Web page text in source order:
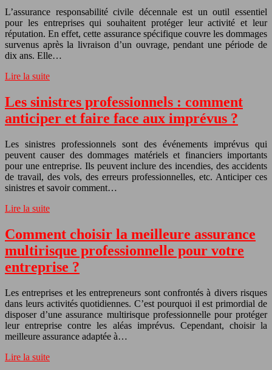
L’assurance responsabilité civile décennale est un outil essentiel
pour les entreprises qui souhaitent protéger leur activité et leur
réputation. En effet, cette assurance spécifique couvre les dommages
survenus après la livraison d’un ouvrage, pendant une période de
dix ans. Elle…
Lire la suite
Les sinistres professionnels : comment
anticiper et faire face aux imprévus ?
Les sinistres professionnels sont des événements imprévus qui
peuvent causer des dommages matériels et financiers importants
pour une entreprise. Ils peuvent inclure des incendies, des accidents
de travail, des vols, des erreurs professionnelles, etc. Anticiper ces
sinistres et savoir comment…
Lire la suite
Comment choisir la meilleure assurance
multirisque professionnelle pour votre
entreprise ?
Les entreprises et les entrepreneurs sont confrontés à divers risques
dans leurs activités quotidiennes. C’est pourquoi il est primordial de
disposer d’une assurance multirisque professionnelle pour protéger
leur entreprise contre les aléas imprévus. Cependant, choisir la
meilleure assurance adaptée à…
Lire la suite